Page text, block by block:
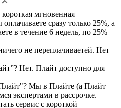
мгновенная
сразу только 25%, а
в течение 6 недель, по 25%
не переплачиваетей. Нет
Нет. Плайт доступно для
Мы в Плайте (а Плайт
экспертами в рассрочке.
сервис с короткой